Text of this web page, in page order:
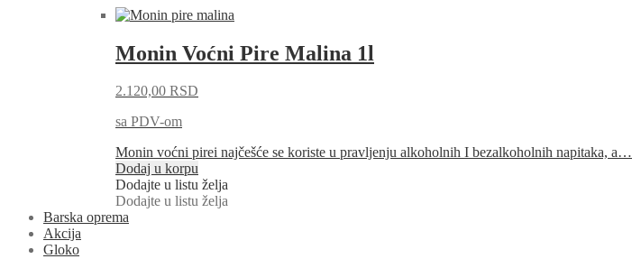
Monin Voćni Pire Malina 1l
2.120,00 RSD
sa PDV-om
Monin voćni pirei najčešće se koriste u pravljenju alkoholnih I bezalkoholnih napitaka, a…
Dodaj u korpu
Dodajte u listu želja
Dodajte u listu želja
Barska oprema
Akcija
Gloko